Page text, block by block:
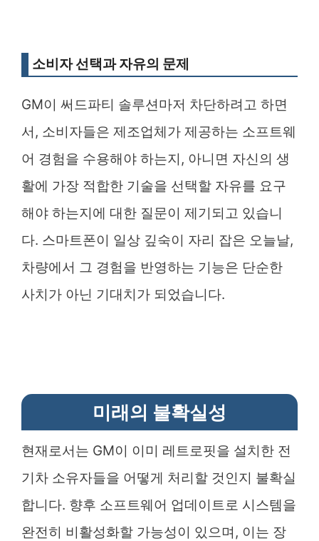
소비자 선택과 자유의 문제
GM이 써드파티 솔루션마저 차단하려고 하면
서, 소비자들은 제조업체가 제공하는 소프트웨
어 경험을 수용해야 하는지, 아니면 자신의 생
활에 가장 적합한 기술을 선택할 자유를 요구
해야 하는지에 대한 질문이 제기되고 있습니
다. 스마트폰이 일상 깊숙이 자리 잡은 오늘날,
차량에서 그 경험을 반영하는 기능은 단순한
사치가 아닌 기대치가 되었습니다.
미래의 불확실성
현재로서는 GM이 이미 레트로핏을 설치한 전
기차 소유자들을 어떻게 처리할 것인지 불확실
합니다. 향후 소프트웨어 업데이트로 시스템을
완전히 비활성화할 가능성이 있으며, 이는 장